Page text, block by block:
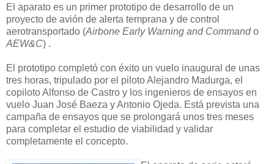
El aparato es un primer prototipo de desarrollo de un
proyecto de avión de alerta temprana y de control
aerotransportado (Airbone Early Warning and Commando
AEW&C) .
El prototipo completó con éxito un vuelo inaugural de unas
tres horas, tripulado por el piloto Alejandro Madurga, el
copiloto Alfonso de Castro y los ingenieros de ensayos en
vuelo Juan José Baeza y Antonio Ojeda. Está prevista una
campaña de ensayos que se prolongará unos tres meses
para completar el estudio de viabilidad y validar
completamente el concepto.